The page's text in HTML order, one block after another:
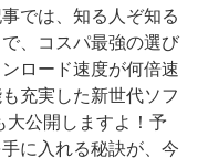
では、知る人ぞ知る
、コスパ最強の選び
ロード速度が何倍速
充実した新世代ソフ
大公開しますよ！予
に入れる秘訣が、今